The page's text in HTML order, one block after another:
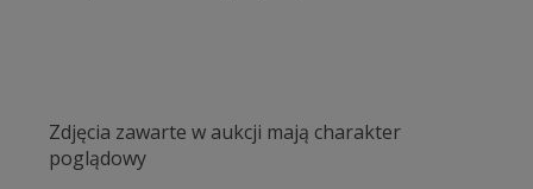
Zdjęcia zawarte w aukcji mają charakter
poglądowy